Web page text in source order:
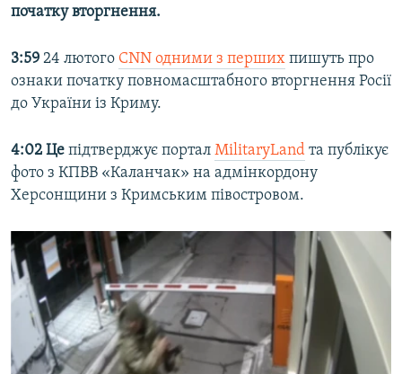
початку вторгнення.
3:59 24 лютого CNN одними з перших пишуть про
ознаки початку повномасштабного вторгнення Росії
до України із Криму.
4:02 Це підтверджує портал MilitaryLand та публікує
фото з КПВВ «Каланчак» на адмінкордону
Херсонщини з Кримським півостровом.